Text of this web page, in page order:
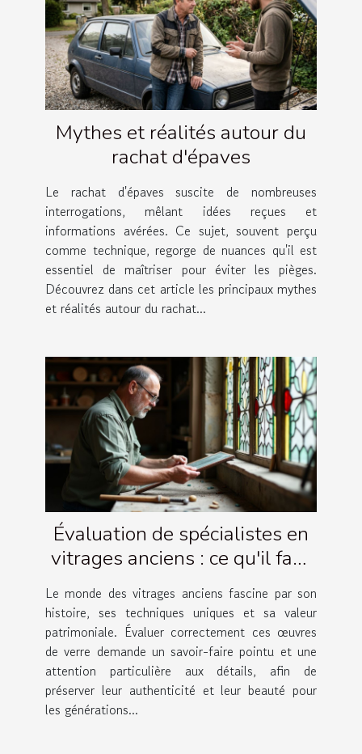
Mythes et réalités autour du
rachat d'épaves
Le rachat d'épaves suscite de nombreuses
interrogations, mêlant idées reçues et
informations avérées. Ce sujet, souvent perçu
comme technique, regorge de nuances qu'il est
essentiel de maîtriser pour éviter les pièges.
Découvrez dans cet article les principaux mythes
et réalités autour du rachat...
Évaluation de spécialistes en
vitrages anciens : ce qu'il faut
savoir
Le monde des vitrages anciens fascine par son
histoire, ses techniques uniques et sa valeur
patrimoniale. Évaluer correctement ces œuvres
de verre demande un savoir-faire pointu et une
attention particulière aux détails, afin de
préserver leur authenticité et leur beauté pour
les générations...